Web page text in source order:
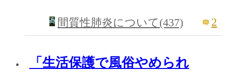
間質性肺炎について(437) 2
「生活保護で風俗やめられ